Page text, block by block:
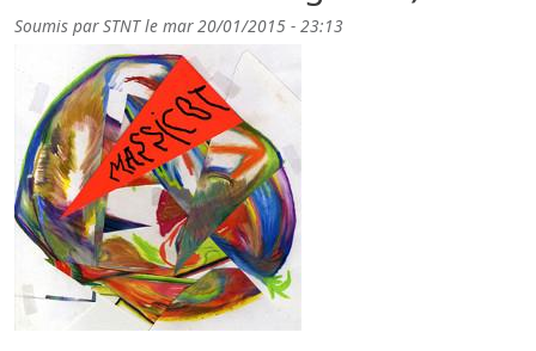
Soumis parSTNTle mar 20/01/2015 - 23:13